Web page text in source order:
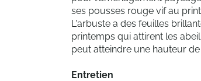
ses pousses rouge vif au
L'arbuste a des feuilles
printemps qui attirent les
peut atteindre une hauteur de
Entretien